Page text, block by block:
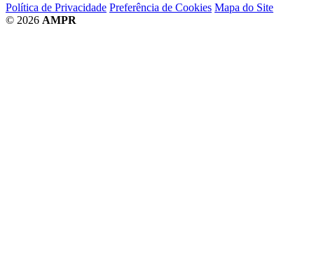
Política de Privacidade Preferência de Cookies Mapa do Site
© 2026 AMPR